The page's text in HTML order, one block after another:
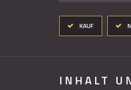
KAUF
INHALT